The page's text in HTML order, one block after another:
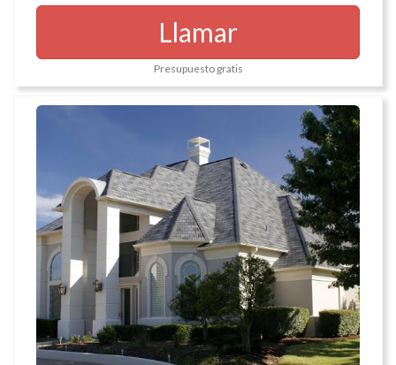
Llamar
Presupuesto gratis